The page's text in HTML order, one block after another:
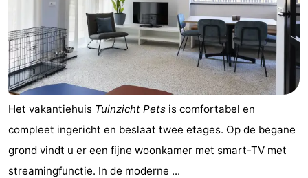
Het vakantiehuis Tuinzicht Pets is comfortabel en
compleet ingericht en beslaat twee etages. Op de begane
grond vindt u er een fijne woonkamer met smart-TV met
streamingfunctie. In de moderne ...